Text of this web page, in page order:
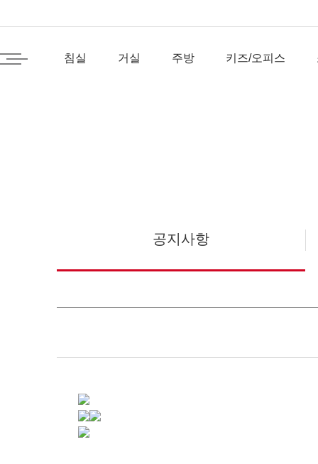
침실 거실 주방 키즈/오피스
공지사항